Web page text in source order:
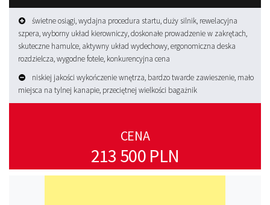
świetne osiągi, wydajna procedura startu, duży silnik, rewelacyjna
szpera, wyborny układ kierowniczy, doskonałe prowadzenie w zakrętach,
skuteczne hamulce, aktywny układ wydechowy, ergonomiczna deska
rozdzielcza, wygodne fotele, konkurencyjna cena
niskiej jakości wykończenie wnętrza, bardzo twarde zawieszenie, mało
miejsca na tylnej kanapie, przeciętnej wielkości bagażnik
CENA
213 500 PLN